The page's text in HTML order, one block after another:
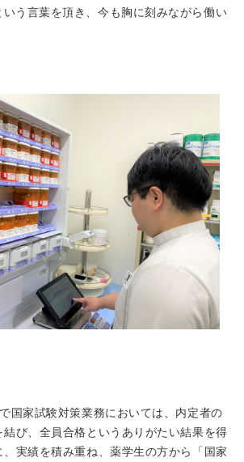
う言葉を頂き、今も胸に刻みながら働い
国家試験対策業務においては、内定者の
結び、全員合格というありがたい結果を得
、実績を積み重ね、薬学生の方から「国家